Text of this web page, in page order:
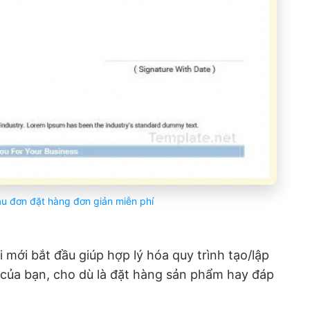
đơn đặt hàng đơn giản miễn phí
bắt đầu giúp hợp lý hóa quy trình tạo/lập
bạn, cho dù là đặt hàng sản phẩm hay đáp